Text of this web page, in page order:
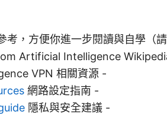
，方便你進一步閱讀與自學（
Artificial Intelligence
VPN 相關資源 -
網路設定指南 -
隱私與安全建議 -